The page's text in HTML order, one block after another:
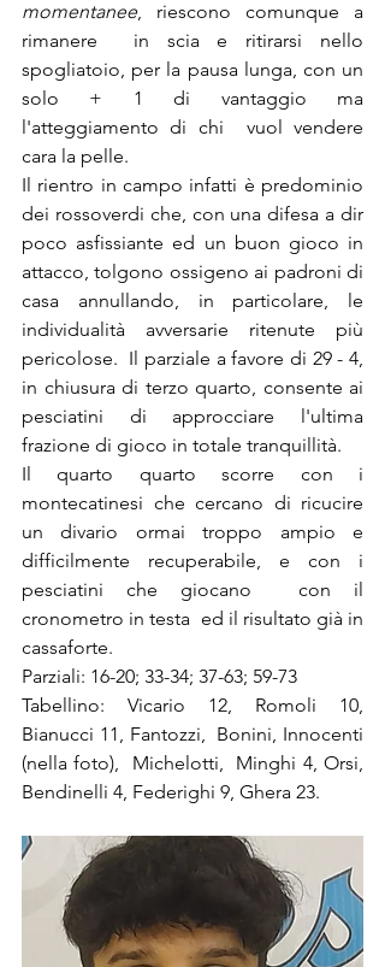
momentanee, riescono comunque a
rimanere  in scia e ritirarsi nello
spogliatoio, per la pausa lunga, con un
solo + 1 di vantaggio ma
l'atteggiamento di chi  vuol vendere
cara la pelle.
Il rientro in campo infatti è predominio
dei rossoverdi che, con una difesa a dir
poco asfissiante ed un buon gioco in
attacco, tolgono ossigeno ai padroni di
casa annullando, in particolare, le
individualità avversarie ritenute più
pericolose.  Il parziale a favore di 29 - 4,
in chiusura di terzo quarto, consente ai
pesciatini di approcciare l'ultima
frazione di gioco in totale tranquillità.
Il quarto quarto scorre con i
montecatinesi che cercano di ricucire
un divario ormai troppo ampio e
difficilmente recuperabile, e con i
pesciatini che giocano  con il
cronometro in testa  ed il risultato già in
cassaforte.
Parziali: 16-20; 33-34; 37-63; 59-73
Tabellino: Vicario 12, Romoli 10,
Bianucci 11, Fantozzi,  Bonini, Innocenti
(nella foto),  Michelotti,  Minghi 4, Orsi,
Bendinelli 4, Federighi 9, Ghera 23.